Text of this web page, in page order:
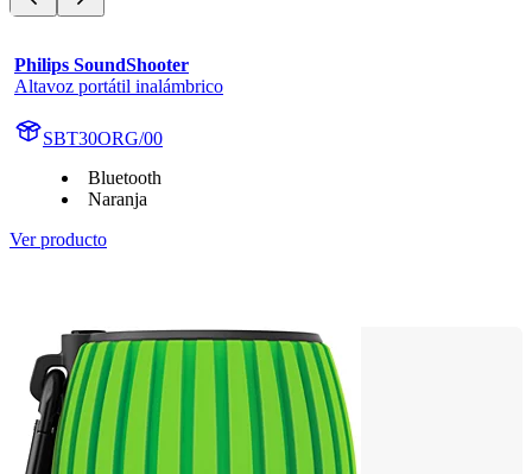
Philips SoundShooter
Altavoz portátil inalámbrico
SBT30ORG/00
Bluetooth
Naranja
Ver producto